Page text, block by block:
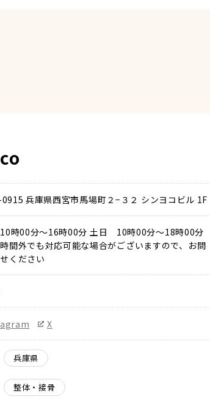
兵庫県西宮市馬場町２−３２ シンヨコビル 1F
時00分〜16時00分 土日 10時00分〜18時00分
間外でも対応可能な場合がございますので、お問
ください
X
兵庫県
整体・接骨